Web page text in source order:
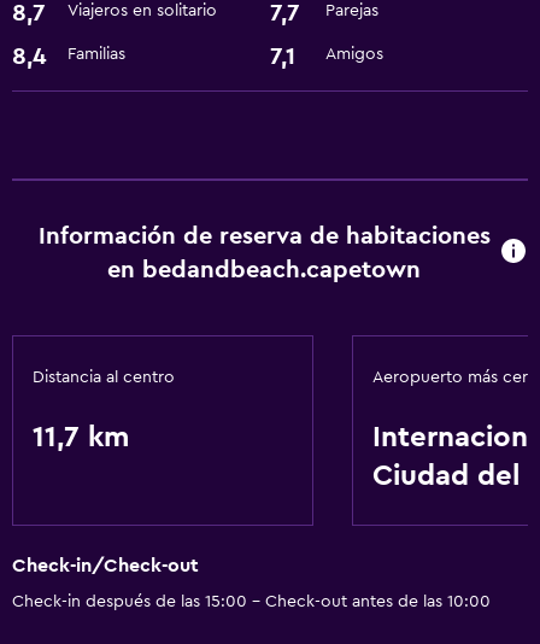
8,7 Viajeros en solitario 7,7 Parejas
8,4 Familias 7,1 Amigos
Información de reserva de habitaciones
en bedandbeach.capetown
Distancia al centro
11,7 km
Aeropuerto más
Ciudad del
Check-in/Check-out
Check-in después de las 15:00 - Check-out antes de las 10:00